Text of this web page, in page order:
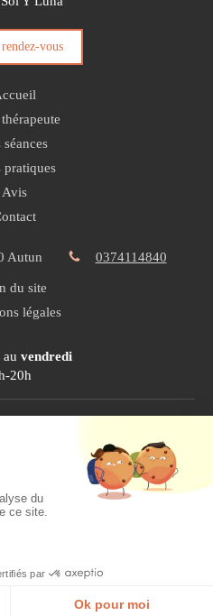
vous
séances
pratiques
Avis
Autun 0374114840
du site
légales
au vendredi
20h
Simplébo